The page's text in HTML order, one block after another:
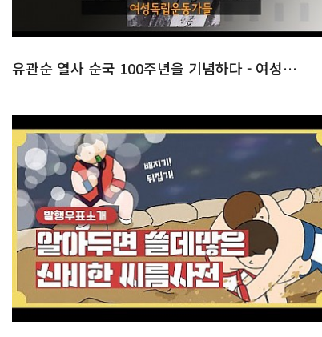
유관순 열사 순국 100주년을 기념하다 - 여성독립운동가들